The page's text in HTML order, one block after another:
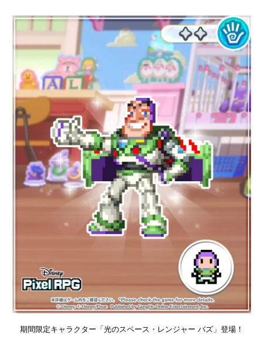
期間限定キャラクター「光のスペース・レンジャー バズ」登場！